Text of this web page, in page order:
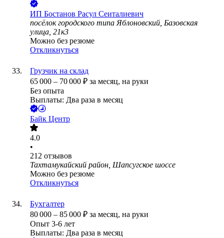
ИП Бостанов Расул Сеиталиевич
посёлок городского типа Яблоновский, Базовская
улица, 21к3
Можно без резюме
Откликнуться
Грузчик на склад
65 000 – 70 000 ₽ за месяц, на руки
Без опыта
Выплаты: Два раза в месяц
Байк Центр
4.0
•
212 отзывов
Тахтамукайский район, Шапсугское шоссе
Можно без резюме
Откликнуться
Бухгалтер
80 000 – 85 000 ₽ за месяц, на руки
Опыт 3-6 лет
Выплаты: Два раза в месяц